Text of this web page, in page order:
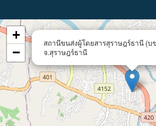
สถานีขนส่งผู้โดยสารสุราษฎร์ธานี (บ
จ.สุราษฎร์ธานี
+
−